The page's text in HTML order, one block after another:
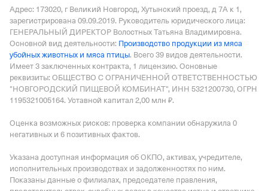
Адрес: 173020, г Великий Новгород, Хутынский проезд, д 7А к 1,
зарегистрирована 09.09.2019. Руководитель юридического лица:
ГЕНЕРАЛЬНЫЙ ДИРЕКТОР Волостных Татьяна Владимировна.
Основной вид деятельности: Производство продукции из мяса
убойных животных и мяса птицы. Всего 39 видов деятельности.
Имеет 3 заключенных контракта, 1 лицензию. Основные
реквизиты: ОБЩЕСТВО С ОГРАНИЧЕННОЙ ОТВЕТСТВЕННОСТЬЮ
"НОВГОРОДСКИЙ ПИЩЕВОЙ КОМБИНАТ", ИНН 5321200730, ОГРН
1195321005164. Уставной капитал 2,00 млн ₽.
Оценка возможных рисков: проверка компании обнаружила 0
негативных и 6 позитивных фактов.
Указана доступная информация об ОКПО, активах, учредителе,
исполнительных производствах и задолженностях по ним.
Показаны данные о филиалах, председателе правления,